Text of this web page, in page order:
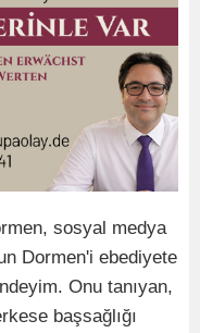
sosyal medya
Dormen'i ebediyete
Onu tanıyan,
başsağlığı